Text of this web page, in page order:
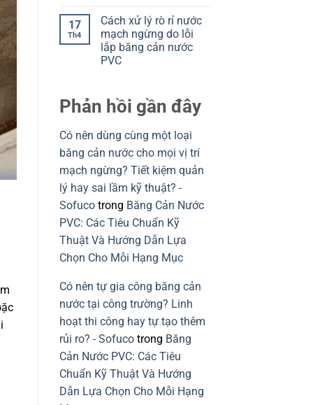
cản
nước
theo
chi
tiết
kết
bình
luận
ở
Băng
cản
nước
Giải
pháp
cho
xây
bền
vững
17
Th4
Cách xử lý rò rỉ nước
mạch ngừng do lỗi
lắp băng cản nước
PVC
luận
xử
lý
rỉ
nước
mạch
ngừng
do
lỗi
lắp
băng
cản
nước
PVC
Phản hồi gần đây
Có nên dùng cùng một loại
băng cản nước cho mọi vị trí
mạch ngừng? Tiết kiệm quản
lý hay sai lầm kỹ thuật? -
Sofucotrong Băng Cản Nước
PVC: Các Tiêu Chuẩn Kỹ
Thuật Và Hướng Dẫn Lựa
Chọn Cho Mỗi Hạng Mục
Có nên tự gia công băng cản
nước tại công trường? Linh
hoạt thi công hay tự tạo thêm
rủi ro? - Sofucotrong Băng
Cản Nước PVC: Các Tiêu
Chuẩn Kỹ Thuật Và Hướng
Dẫn Lựa Chọn Cho Mỗi Hạng